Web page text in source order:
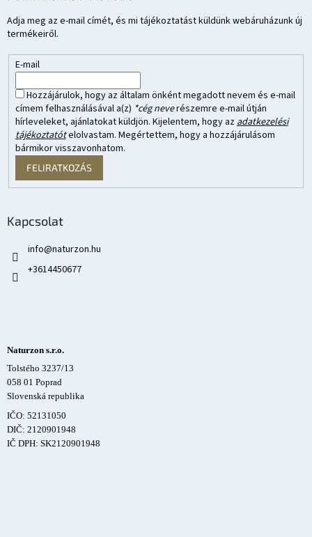
Adja meg az e-mail címét, és mi tájékoztatást küldünk webáruházunk új
termékeiről.
E-mail
Hozzájárulok, hogy az általam önként megadott nevem és e-mail
címem felhasználásával a(z) *cég neverészemre e-mail útján
hírleveleket, ajánlatokat küldjön. Kijelentem, hogy az adatkezelési
tájékoztatótelolvastam. Megértettem, hogy a hozzájárulásom
bármikor visszavonhatom.
FELIRATKOZÁS
Kapcsolat
info@naturzon.hu
+3614450677
Naturzon s.r.o.
Tolstého 3237/13
058 01 Poprad
Slovenská republika
IČO: 52131050
DIČ: 2120901948
IČ DPH: SK2120901948